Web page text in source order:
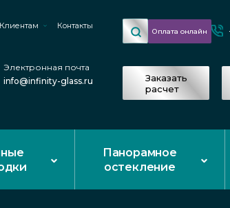
Клиентам Контакты
Электронная почта
info@infinity-glass.ru
Оплата онлайн
Заказать
расчет
Панорамное
остекление